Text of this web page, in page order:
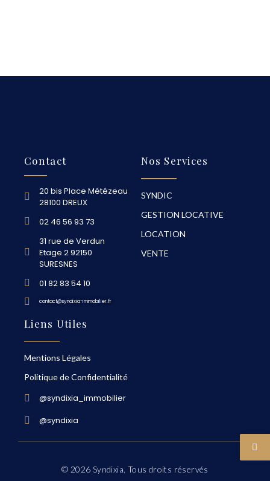
Contact
20 bis Place Métézeau
28100 DREUX
02 46 56 93 73
31 rue de Verdun
Etage 2 92150
SURESNES
01 82 83 54 10
contact@syndixia-immobilier.fr
Nos Services
SYNDIC
GESTION LOCATIVE
LOCATION
VENTE
Liens Utiles
Mentions Légales
Politique de Confidentialité
@syndixia_immobilier
@syndixia
© 2026 Syndixia. Tous droits réservés